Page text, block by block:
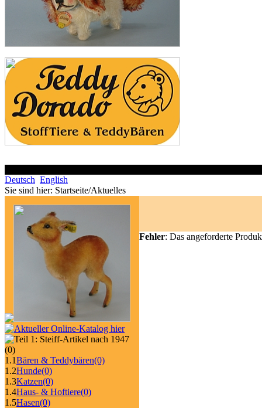
Deutsch English
Sie sind hier: Startseite/Aktuelles
(0)
1.1Bären & Teddybären(0)
1.2Hunde(0)
1.3Katzen(0)
1.4Haus- & Hoftiere(0)
1.5Hasen(0)
Fehler: Das angeforderte